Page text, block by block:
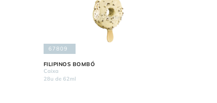
67809
FILIPINOS BOMBÓ
Caixa
28u de 62ml